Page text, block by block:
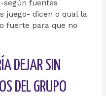
según fuentes
juego- dicen o qual la
fuerte para que no
DEJAR SIN
DEL GRUPO